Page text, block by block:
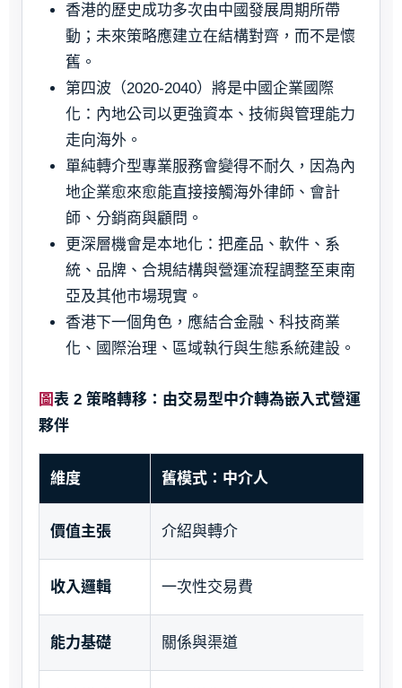
香港的歷史成功多次由中國發展周期所帶
動；未來策略應建立在結構對齊，而不是懷
舊。
第四波（2020-2040）將是中國企業國際
化：內地公司以更強資本、技術與管理能力
走向海外。
單純轉介型專業服務會變得不耐久，因為內
地企業愈來愈能直接接觸海外律師、會計
師、分銷商與顧問。
更深層機會是本地化：把產品、軟件、系
統、品牌、合規結構與營運流程調整至東南
亞及其他市場現實。
香港下一個角色，應結合金融、科技商業
化、國際治理、區域執行與生態系統建設。
圖表 2 策略轉移：由交易型中介轉為嵌入式營運
夥伴
維度 舊模式：中介人
價值主張 介紹與轉介
收入邏輯 一次性交易費
能力基礎 關係與渠道